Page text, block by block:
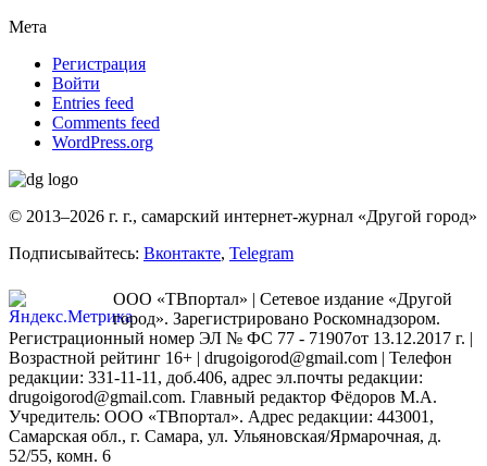
Мета
Регистрация
Войти
Entries feed
Comments feed
WordPress.org
© 2013–2026 г. г., самарский интернет-журнал «Другой город»
Подписывайтесь: Вконтакте, Telegram
ООО «ТВпортал» | Сетевое издание «Другой
город». Зарегистрировано Роскомнадзором.
Регистрационный номер ЭЛ № ФС 77 - 71907от 13.12.2017 г. |
Возрастной рейтинг 16+ | drugoigorod@gmail.com | Телефон
редакции: 331-11-11, доб.406, адрес эл.почты редакции:
drugoigorod@gmail.com. Главный редактор Фёдоров М.А.
Учредитель: ООО «ТВпортал». Адрес редакции: 443001,
Самарская обл., г. Самара, ул. Ульяновская/Ярмарочная, д.
52/55, комн. 6